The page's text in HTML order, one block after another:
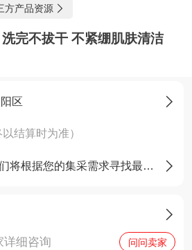
方产品资源 
完不拔干 不紧绷肌肤清洁
区 
以结算时为准）
我们将根据您的集采需求寻找最佳货源，确定货源后您将享有优先采购权 

详细咨询 问问卖家